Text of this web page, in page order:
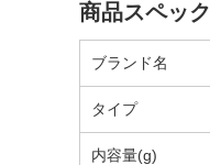
商品スペック
ブランド名
タイプ
内容量(g)